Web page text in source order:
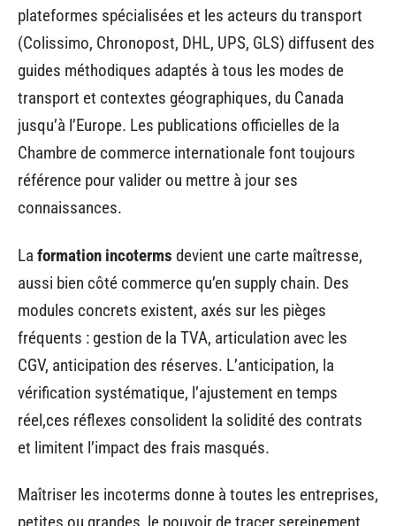
plateformes spécialisées et les acteurs du transport
(Colissimo, Chronopost, DHL, UPS, GLS) diffusent des
guides méthodiques adaptés à tous les modes de
transport et contextes géographiques, du Canada
jusqu’à l’Europe. Les publications officielles de la
Chambre de commerce internationale font toujours
référence pour valider ou mettre à jour ses
connaissances.
La formation incoterms devient une carte maîtresse,
aussi bien côté commerce qu’en supply chain. Des
modules concrets existent, axés sur les pièges
fréquents : gestion de la TVA, articulation avec les
CGV, anticipation des réserves. L’anticipation, la
vérification systématique, l’ajustement en temps
réel,ces réflexes consolident la solidité des contrats
et limitent l’impact des frais masqués.
Maîtriser les incoterms donne à toutes les entreprises,